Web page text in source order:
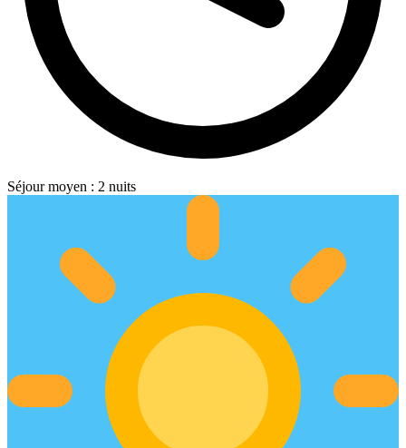
Séjour moyen : 2 nuits